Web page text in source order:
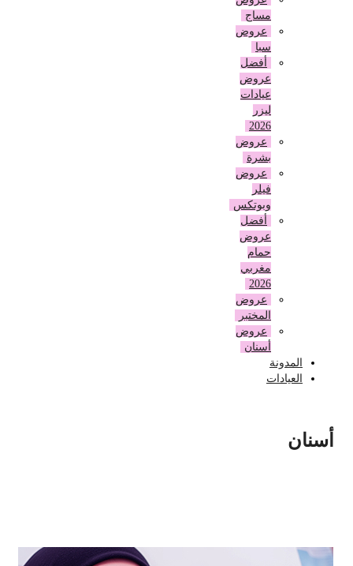
مساج
عروض
أفضل
عروض
عيادات
2026
عروض
بشرة
عروض
وبوتكس
أفضل
عروض
حمام
مغربي
2026
عروض
المختبر
عروض
أسنان
المدونة
العيادات
أسنان